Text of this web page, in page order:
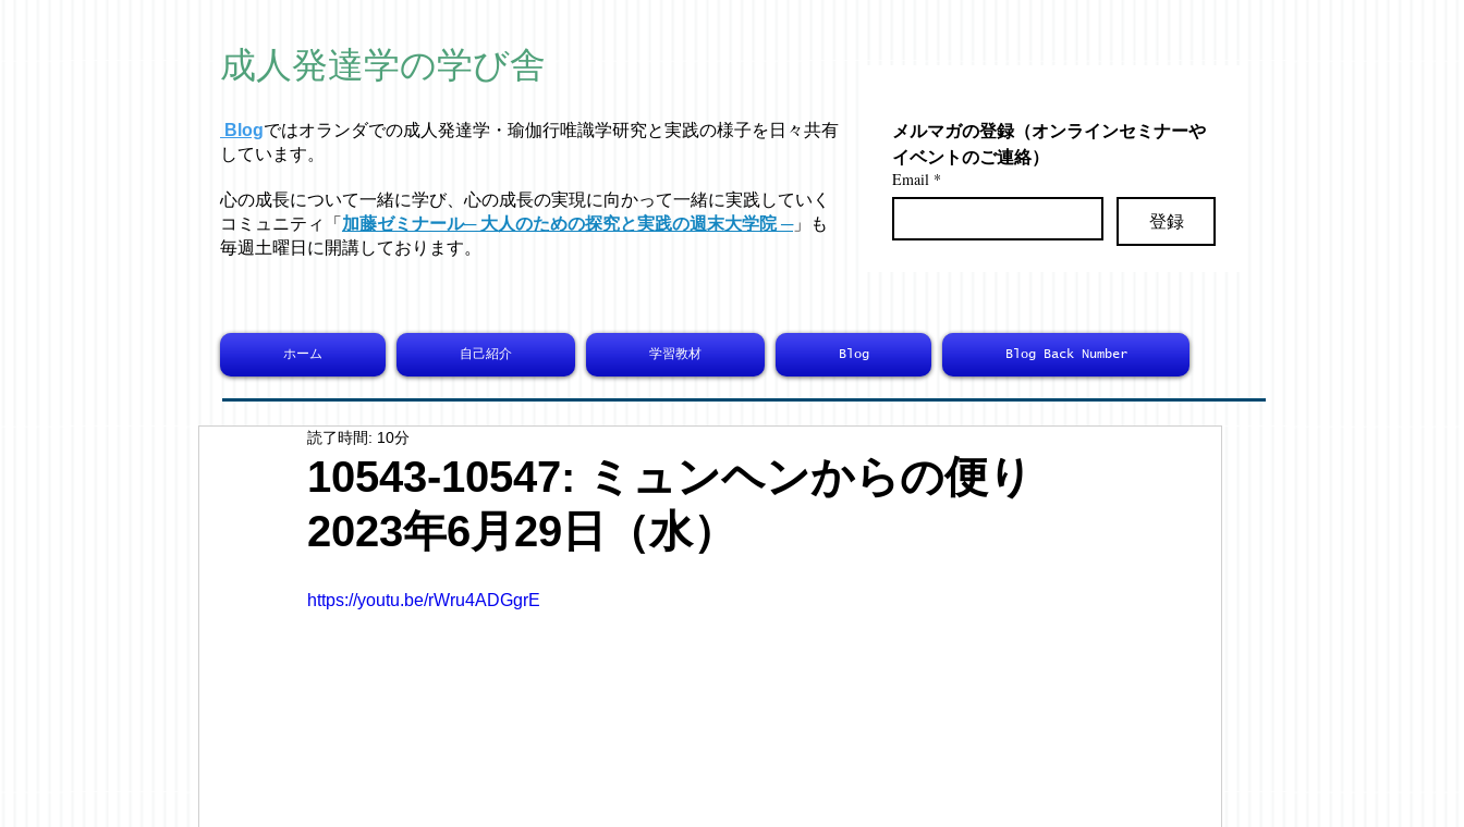
成人発達学の学び舎
Blogではオラ ンダでの成人発達学・ 瑜伽行唯識学研究と実践の様子を日々共有
しています。
心の成長について一緒に学び、心の成長の実現に向かって一緒に実践していく
コミュニティ「 加藤ゼミナール─ 大人のための探究と実践の週末大学院 ─」も
毎週土曜日に開講しております。
メルマガの登録（オンラインセミナーや
イベントのご連絡）
Email *
登録
ホーム 自己紹介 学習教材 Blog Blog Back Number
10543-10547: ミュンヘンからの便り
2023年6月29日（水）
読了時間: 10分
https://youtu.be/rWru4ADGgrE